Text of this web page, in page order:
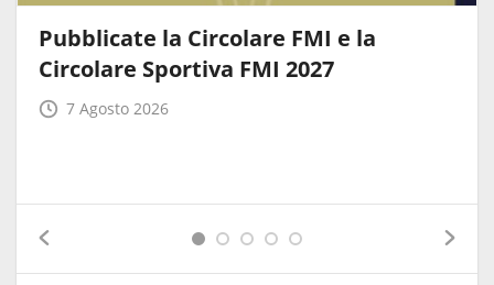
Pubblicate la Circolare FMI e la
Circolare Sportiva FMI 2027
7 Agosto 2026